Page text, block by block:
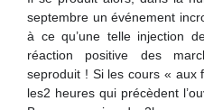
septembre un événement
à ce qu’une telle injection
réaction positive des
seproduit ! Si les cours « aux
les2 heures qui précèdent